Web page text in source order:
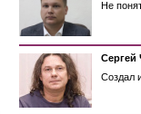
Не
Сергей
Создал